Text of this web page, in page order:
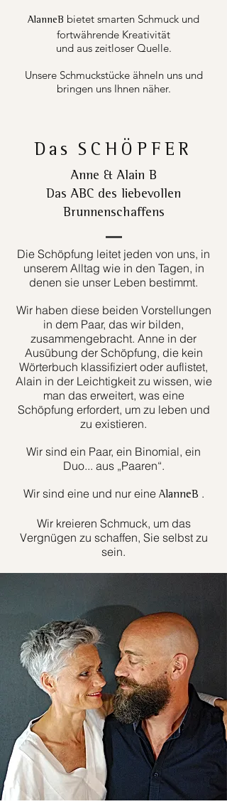
AlanneB bietet smarten Schmuck und
fortwährende Kreativität
und aus zeitloser Quelle.
Unsere Schmuckstücke ähneln uns und
bringen uns Ihnen näher.
Das SCHÖPFER
Anne & Alain B
Das ABC des liebevollen
Brunnenschaffens
Die Schöpfung leitet jeden von uns, in
unserem Alltag wie in den Tagen, in
denen sie unser Leben bestimmt.
Wir haben diese beiden Vorstellungen
in dem Paar, das wir bilden,
zusammengebracht. Anne in der
Ausübung der Schöpfung, die kein
Wörterbuch klassifiziert oder auflistet,
Alain in der Leichtigkeit zu wissen, wie
man das erweitert, was eine
Schöpfung erfordert, um zu leben und
zu existieren.
Wir sind ein Paar, ein Binomial, ein
Duo... aus „Paaren“.
Wir sind eine und nur eine AlanneB .
Wir kreieren Schmuck, um das
Vergnügen zu schaffen, Sie selbst zu
sein.